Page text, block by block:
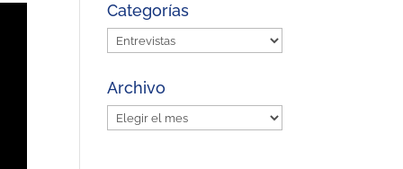
Categorías
Categorías
Archivo
Archivo